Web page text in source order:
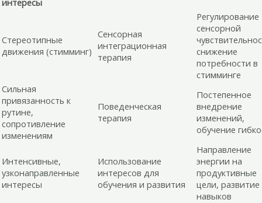
интересы
Стереотипные
движения (стимминг)
Сенсорная
интеграционная
терапия
Регулирование
сенсорной
снижение
потребности в
стимминге
Сильная
привязанность к
рутине,
сопротивление
изменениям
Поведенческая
терапия
Постепенное
внедрение
изменений,
обучение
Интенсивные,
узконаправленные
интересы
Использование
интересов для
обучения и развития
Направление
энергии на
продуктивные
цели, развитие
навыков